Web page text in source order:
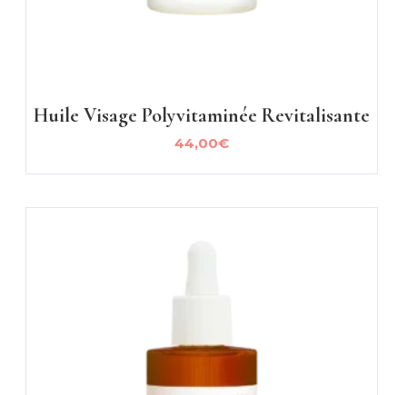
Huile Visage Polyvitaminée Revitalisante
44,00€